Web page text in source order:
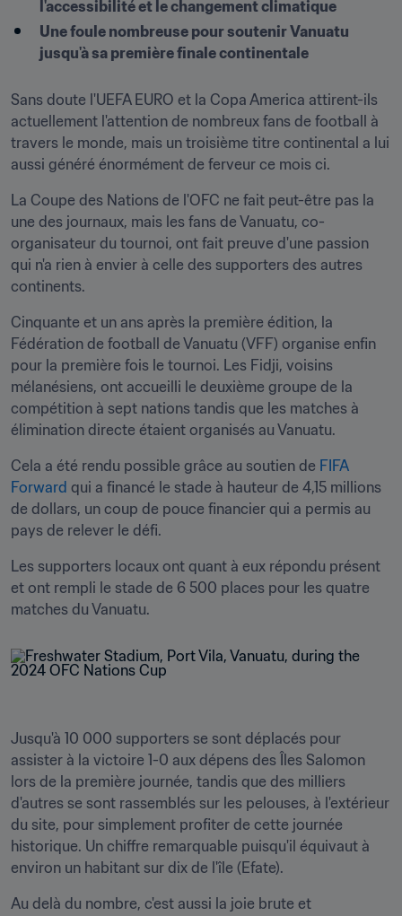
l'accessibilité et le changement climatique
Une foule nombreuse pour soutenir Vanuatu
jusqu'à sa première finale continentale
Sans doute l'UEFA EURO et la Copa America attirent-ils
actuellement l'attention de nombreux fans de football à
travers le monde, mais un troisième titre continental a lui
aussi généré énormément de ferveur ce mois ci.
La Coupe des Nations de l'OFC ne fait peut-être pas la
une des journaux, mais les fans de Vanuatu, co-
organisateur du tournoi, ont fait preuve d'une passion
qui n'a rien à envier à celle des supporters des autres
continents.
Cinquante et un ans après la première édition, la
Fédération de football de Vanuatu (VFF) organise enfin
pour la première fois le tournoi. Les Fidji, voisins
mélanésiens, ont accueilli le deuxième groupe de la
compétition à sept nations tandis que les matches à
élimination directe étaient organisés au Vanuatu.
Cela a été rendu possible grâce au soutien de FIFA
Forward qui a financé le stade à hauteur de 4,15 millions
de dollars, un coup de pouce financier qui a permis au
pays de relever le défi.
Les supporters locaux ont quant à eux répondu présent
et ont rempli le stade de 6 500 places pour les quatre
Jusqu'à 10 000 supporters se sont déplacés pour
assister à la victoire 1-0 aux dépens des Îles Salomon
lors de la première journée, tandis que des milliers
d'autres se sont rassemblés sur les pelouses, à l'extérieur
du site, pour simplement profiter de cette journée
historique. Un chiffre remarquable puisqu'il équivaut à
environ un habitant sur dix de l'île (Efate).
Au delà du nombre, c'est aussi la joie brute et